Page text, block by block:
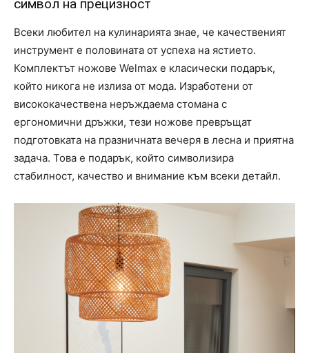
символ на прецизност
Всеки любител на кулинарията знае, че качественият
инструмент е половината от успеха на ястието.
Комплектът ножове Welmax е класически подарък,
който никога не излиза от мода. Изработени от
висококачествена неръждаема стомана с
ергономични дръжки, тези ножове превръщат
подготовката на празничната вечеря в лесна и приятна
задача. Това е подарък, който символизира
стабилност, качество и внимание към всеки детайл.